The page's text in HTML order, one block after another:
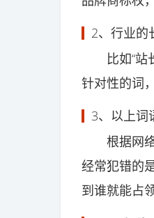
2、行业的
比如“站长
针对性的词
3、以上词
根据网络
经常犯错的
到谁就能占